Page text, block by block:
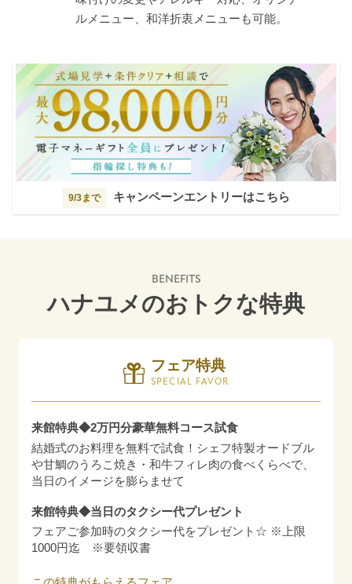
ルメニュー、和洋折衷メニューも可能。
9/3まで キャンペーンエントリーはこちら
BENEFITS
ハナユメのおトクな特典
フェア特典
SPECIAL FAVOR
来館特典◆2万円分豪華無料コース試食
結婚式のお料理を無料で試食！シェフ特製オードブル
や甘鯛のうろこ焼き・和牛フィレ肉の食べくらべで、
当日のイメージを膨らませて
来館特典◆当日のタクシー代プレゼント
フェアご参加時のタクシー代をプレゼント☆ ※上限
1000円迄 ※要領収書